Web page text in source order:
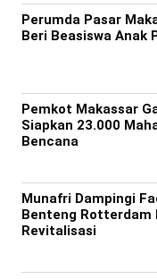
Perumda Pasar
Beri Beasiswa Anak
Pemkot Makassar
Siapkan 23.000
Bencana
Munafri Dampingi
Benteng Rotterdam
Revitalisasi